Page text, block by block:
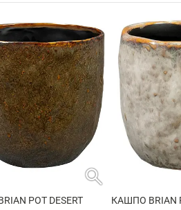
search
POT DESERT
КАШПО BRIAN